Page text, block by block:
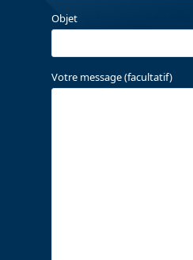
Objet
Votre message (facultatif)